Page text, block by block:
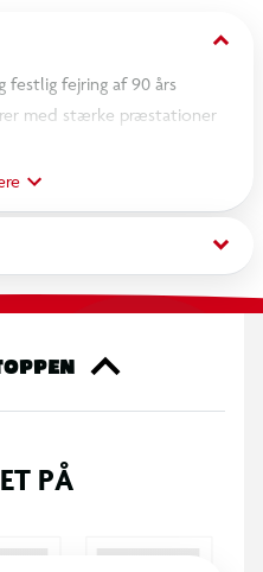
keyboard_arrow_down
festlig fejring af 90 års
med stærke præstationer
Mærkedahls musikalitet
Revyen leverer både
i særklasse og beviser, at
Det er en veloplagt
møder aktualitet med
keyboard_arrow_down
PÅ